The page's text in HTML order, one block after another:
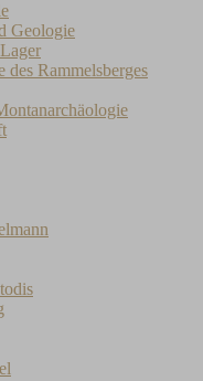
Geologie
des Rammelsberges